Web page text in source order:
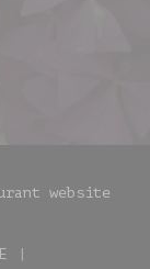
website